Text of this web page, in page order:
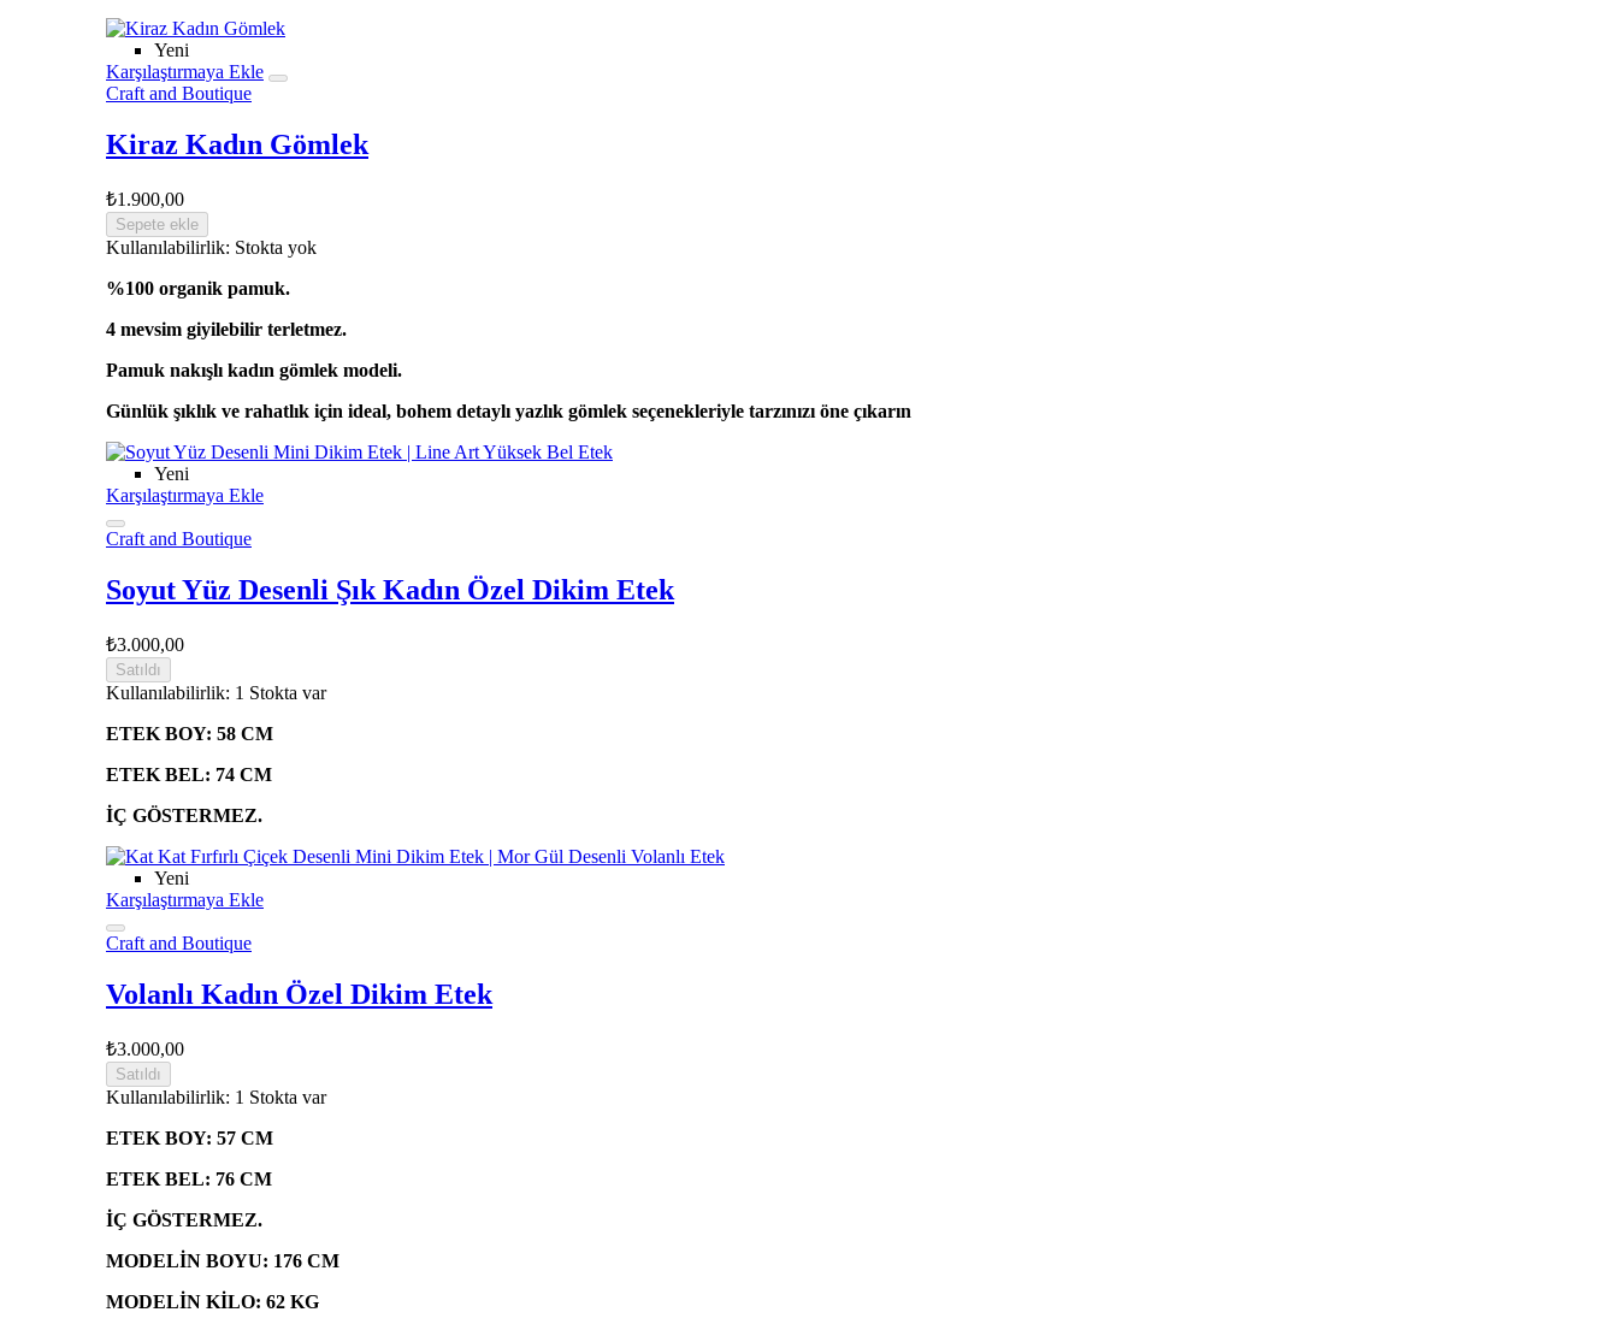
Yeni
Karşılaştırmaya Ekle
Craft and Boutique
Kiraz Kadın Gömlek
₺1.900,00
Sepete ekle
Kullanılabilirlik: Stokta yok
%100 organik pamuk.
4 mevsim giyilebilir terletmez.
Pamuk nakışlı kadın gömlek modeli.
Günlük şıklık ve rahatlık için ideal, bohem detaylı yazlık gömlek seçenekleriyle tarzınızı öne çıkarın
Yeni
Karşılaştırmaya Ekle
Craft and Boutique
Soyut Yüz Desenli Şık Kadın Özel Dikim Etek
₺3.000,00
Satıldı
Kullanılabilirlik: 1 Stokta var
ETEK BOY: 58 CM
ETEK BEL: 74 CM
İÇ GÖSTERMEZ.
Yeni
Karşılaştırmaya Ekle
Craft and Boutique
Volanlı Kadın Özel Dikim Etek
₺3.000,00
Satıldı
Kullanılabilirlik: 1 Stokta var
ETEK BOY: 57 CM
ETEK BEL: 76 CM
İÇ GÖSTERMEZ.
MODELİN BOYU: 176 CM
MODELİN KİLO: 62 KG